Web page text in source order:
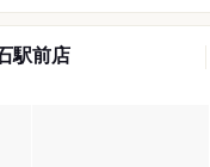
駅前店